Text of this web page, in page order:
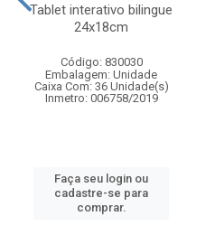
Tablet interativo bilingue
24x18cm
Código: 830030
Embalagem: Unidade
Caixa Com: 36 Unidade(s)
Inmetro: 006758/2019
Faça seu login ou
cadastre-se para
comprar.